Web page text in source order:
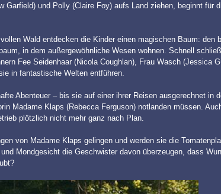
Garfield) und Polly (Claire Foy) aufs Land ziehen, beginnt für
Wald entdecken die Kinder einen magischen Baum: den
in dem außergewöhnliche Wesen wohnen. Schnell
Fee Seidenhaar (Nicola Coughlan), Frau Wasch (Jessica
in fantastische Welten entführen.
Abenteuer – bis sie auf einer ihrer Reisen ausgerechnet in
Madame Klaps (Rebecca Ferguson) notlanden müssen.
plötzlich nicht mehr ganz nach Plan.
von Madame Klaps gelingen und werden sie die
Mondgesicht die Geschwister davon überzeugen, dass